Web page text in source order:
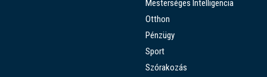
Mesterséges Intelligencia
Otthon
Pénzügy
Sport
Szórakozás